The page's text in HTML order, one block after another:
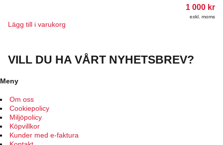
produktsidan
1 000 kr
exkl. moms
Lägg till i varukorg
VILL DU HA VÅRT NYHETSBREV?
Meny
Om oss
Cookiepolicy
Miljöpolicy
Köpvillkor
Kunder med e-faktura